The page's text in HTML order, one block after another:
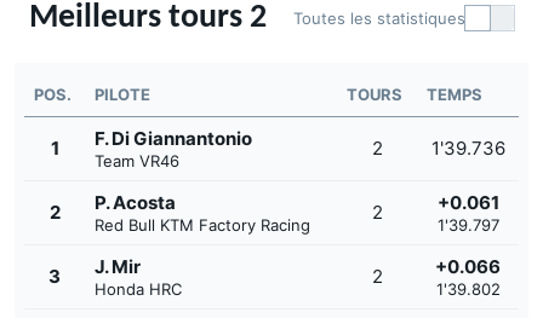
Meilleurs tours 2 Toutes les statistiques
POS. PILOTE TOURS TEMPS
1 F. Di Giannantonio
Team VR46
2 1'39.736
2 P. Acosta
Red Bull KTM Factory Racing
2 +0.061
1'39.797
3 J. Mir
Honda HRC
2 +0.066
1'39.802